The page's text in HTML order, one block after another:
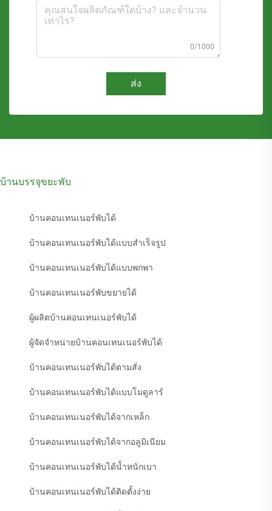
0/1000
ส่ง
บ้านบรรจุขยะพับ
บ้านคอนเทนเนอร์พับได้
บ้านคอนเทนเนอร์พับได้แบบสำเร็จรูป
บ้านคอนเทนเนอร์พับได้แบบพกพา
บ้านคอนเทนเนอร์พับขยายได้
ผู้ผลิตบ้านคอนเทนเนอร์พับได้
ผู้จัดจำหน่ายบ้านคอนเทนเนอร์พับได้
บ้านคอนเทนเนอร์พับได้ตามสั่ง
บ้านคอนเทนเนอร์พับได้แบบโมดูลาร์
บ้านคอนเทนเนอร์พับได้จากเหล็ก
บ้านคอนเทนเนอร์พับได้จากอลูมิเนียม
บ้านคอนเทนเนอร์พับได้น้ำหนักเบา
บ้านคอนเทนเนอร์พับได้ติดตั้งง่าย